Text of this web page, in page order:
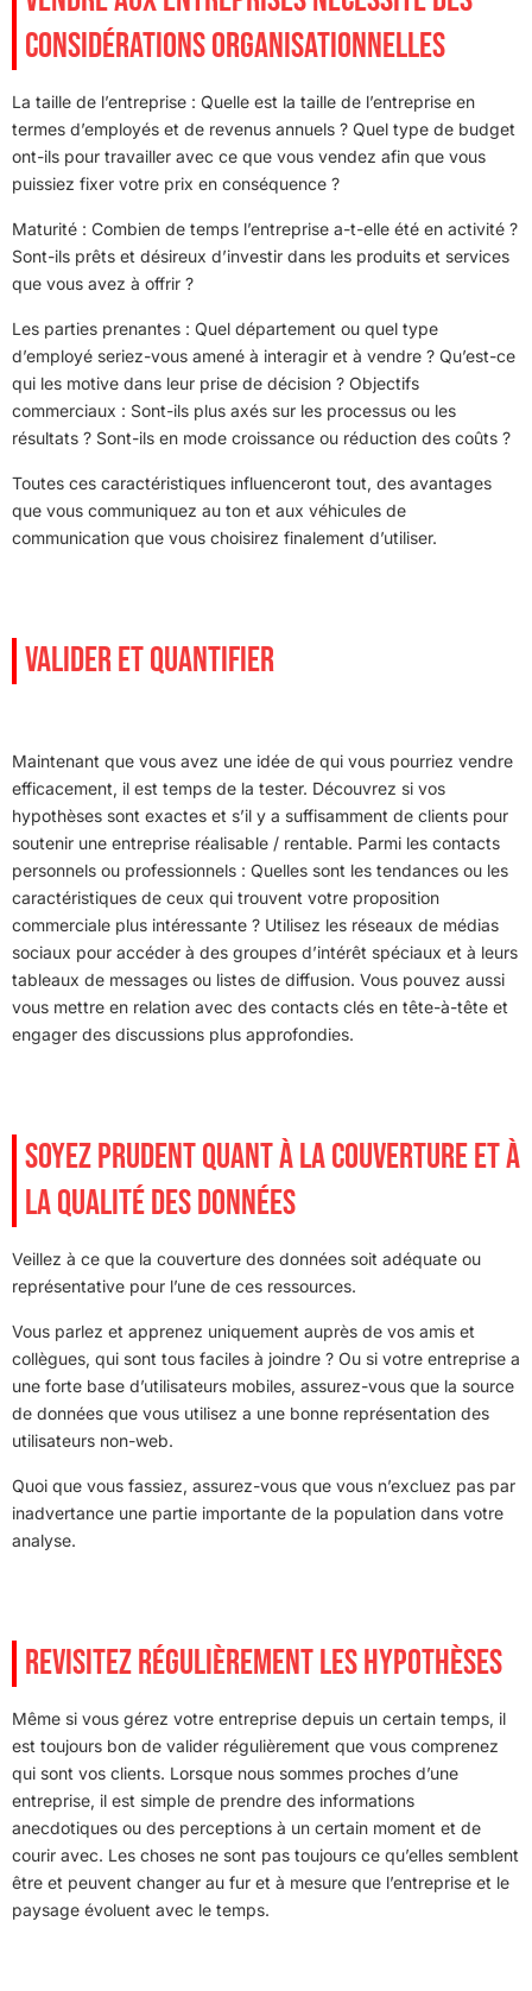
CONSIDÉRATIONS ORGANISATIONNELLES
La taille de l’entreprise : Quelle est la taille de l’entreprise en
termes d’employés et de revenus annuels ? Quel type de budget
ont-ils pour travailler avec ce que vous vendez afin que vous
puissiez fixer votre prix en conséquence ?
Maturité : Combien de temps l’entreprise a-t-elle été en activité ?
Sont-ils prêts et désireux d’investir dans les produits et services
que vous avez à offrir ?
Les parties prenantes : Quel département ou quel type
d’employé seriez-vous amené à interagir et à vendre ? Qu’est-ce
qui les motive dans leur prise de décision ? Objectifs
commerciaux : Sont-ils plus axés sur les processus ou les
résultats ? Sont-ils en mode croissance ou réduction des coûts ?
Toutes ces caractéristiques influenceront tout, des avantages
que vous communiquez au ton et aux véhicules de
communication que vous choisirez finalement d’utiliser.
VALIDER ET QUANTIFIER
Maintenant que vous avez une idée de qui vous pourriez vendre
efficacement, il est temps de la tester. Découvrez si vos
hypothèses sont exactes et s’il y a suffisamment de clients pour
soutenir une entreprise réalisable / rentable. Parmi les contacts
personnels ou professionnels : Quelles sont les tendances ou les
caractéristiques de ceux qui trouvent votre proposition
commerciale plus intéressante ? Utilisez les réseaux de médias
sociaux pour accéder à des groupes d’intérêt spéciaux et à leurs
tableaux de messages ou listes de diffusion. Vous pouvez aussi
vous mettre en relation avec des contacts clés en tête-à-tête et
engager des discussions plus approfondies.
SOYEZ PRUDENT QUANT À LA COUVERTURE ET À
LA QUALITÉ DES DONNÉES
Veillez à ce que la couverture des données soit adéquate ou
représentative pour l’une de ces ressources.
Vous parlez et apprenez uniquement auprès de vos amis et
collègues, qui sont tous faciles à joindre ? Ou si votre entreprise a
une forte base d’utilisateurs mobiles, assurez-vous que la source
de données que vous utilisez a une bonne représentation des
utilisateurs non-web.
Quoi que vous fassiez, assurez-vous que vous n’excluez pas par
inadvertance une partie importante de la population dans votre
analyse.
REVISITEZ RÉGULIÈREMENT LES HYPOTHÈSES
Même si vous gérez votre entreprise depuis un certain temps, il
est toujours bon de valider régulièrement que vous comprenez
qui sont vos clients. Lorsque nous sommes proches d’une
entreprise, il est simple de prendre des informations
anecdotiques ou des perceptions à un certain moment et de
courir avec. Les choses ne sont pas toujours ce qu’elles semblent
être et peuvent changer au fur et à mesure que l’entreprise et le
paysage évoluent avec le temps.